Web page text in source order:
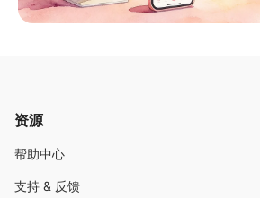
资源
帮助中心
支持 & 反馈